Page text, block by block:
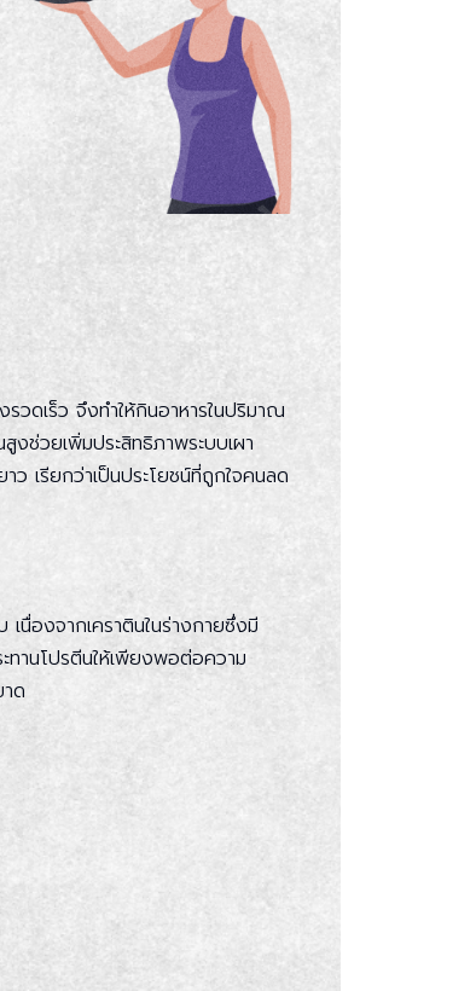
วดเร็ว จึงทำให้กินอาหารในปริมาณ
ช่วยเพิ่มประสิทธิภาพระบบเผา
เรียกว่าเป็นประโยชน์ที่ถูกใจคนลด
นื่องจากเคราตินในร่างกายซึ่งมี
ทานโปรตีนให้เพียงพอต่อความ
ด